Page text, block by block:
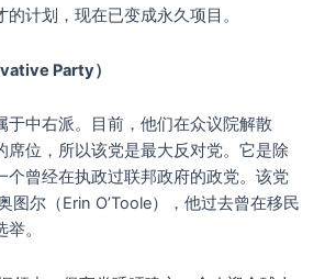
的计划，现在已变成永久项目。
Party）
于中右派。目前，他们在众议院解散
席位，所以该党是最大反对党。它是除
个曾经在执政过联邦政府的政党。该党
图尔（Erin O’Toole），他过去曾在移民
。